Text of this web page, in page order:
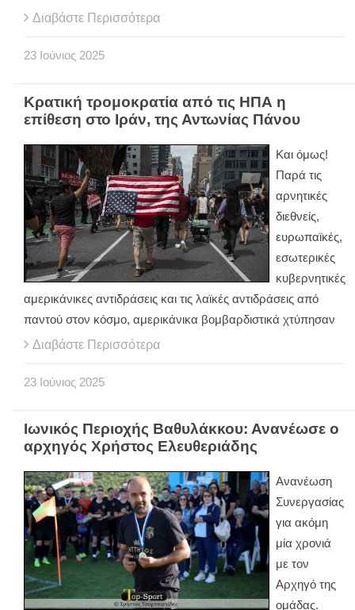
Διαβάστε Περισσότερα
23 Ιούνιος 2025
Κρατική τρομοκρατία από τις ΗΠΑ η
επίθεση στο Ιράν, της Αντωνίας Πάνου
Και όμως!
Παρά τις
αρνητικές
διεθνείς,
ευρωπαϊκές,
εσωτερικές
κυβερνητικές
αμερικάνικες αντιδράσεις και τις λαϊκές αντιδράσεις από
παντού στον κόσμο, αμερικάνικα βομβαρδιστικά χτύπησαν
Διαβάστε Περισσότερα
23 Ιούνιος 2025
Ιωνικός Περιοχής Βαθυλάκκου: Ανανέωσε ο
αρχηγός Χρήστος Ελευθεριάδης
Ανανέωση
Συνεργασίας
για ακόμη
μία χρονιά
με τον
Αρχηγό της
ομάδας.